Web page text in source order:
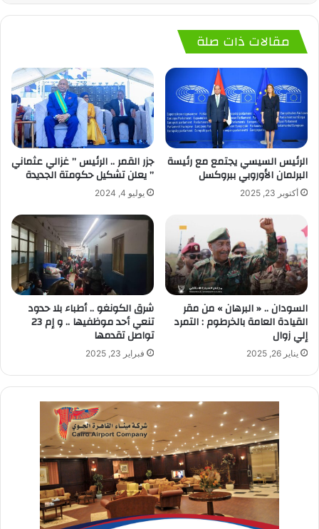
مقالات ذات صلة
الرئيس السيسي يجتمع مع رئيسة
البرلمان الأوروبي ببروكسل
أكتوبر 23, 2025
جزر القمر .. الرئيس ” غزالي عثماني
” يعلن تشكيل حكومتة الجديدة
يوليو 4, 2024
السودان .. « البرهان » من مقر
القيادة العامة بالخرطوم : التمرد
إلي زوال
يناير 26, 2025
شرق الكونغو .. أطباء بلا حدود
تنعي أحد موظفيها .. و إم 23
تواصل تقدمها
فبراير 23, 2025